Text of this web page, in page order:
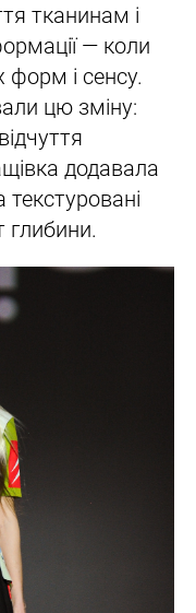
тканинам і
— коли
форм і сенсу.
цю зміну:
додавала
текстуровані
глибини.